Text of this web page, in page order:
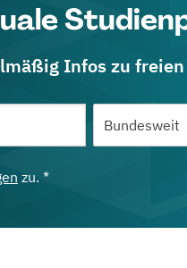
Infos zu
zu. *